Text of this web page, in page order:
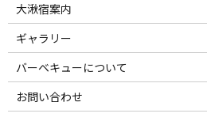
大湫宿案内
ギャラリー
バーベキューについて
お問い合わせ